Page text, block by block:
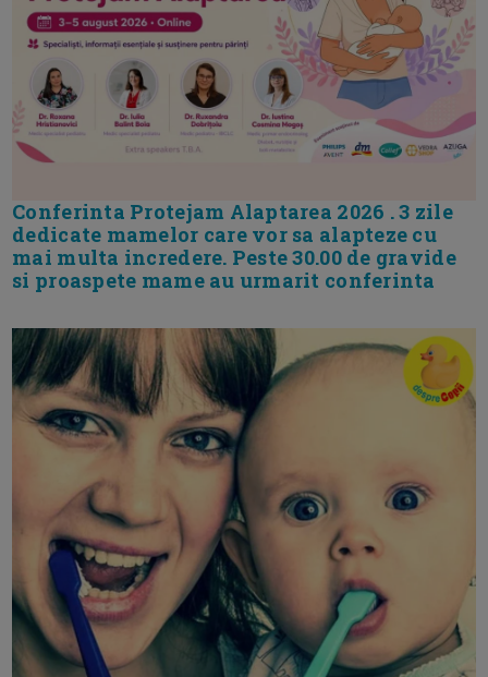
Conferinta Protejam Alaptarea 2026 . 3 zile
dedicate mamelor care vor sa alapteze cu
mai multa incredere. Peste 30.00 de gravide
si proaspete mame au urmarit conferinta